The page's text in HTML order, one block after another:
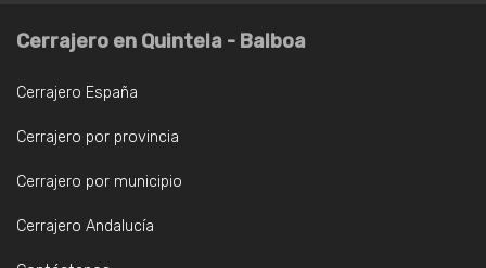
Cerrajero en Quintela - Balboa
Cerrajero España
Cerrajero por provincia
Cerrajero por municipio
Cerrajero Andalucía